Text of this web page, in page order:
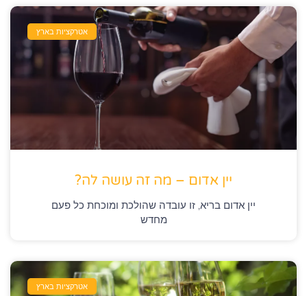
אטרקציות בארץ
יין אדום – מה זה עושה לה?
יין אדום בריא, זו עובדה שהולכת ומוכחת כל פעם
מחדש
אטרקציות בארץ